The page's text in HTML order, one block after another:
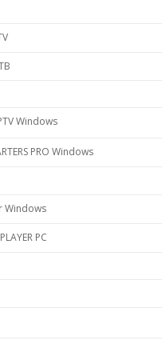
Windows
PRO Windows
Windows
PC